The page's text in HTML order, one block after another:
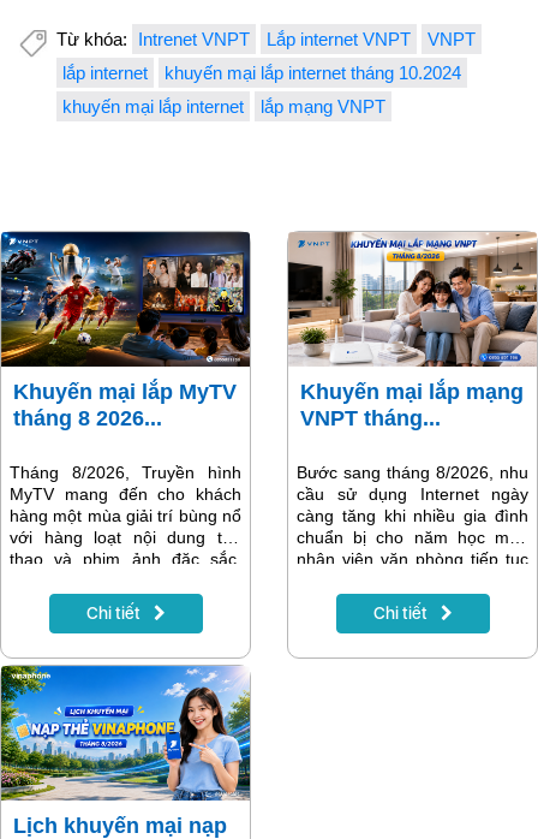
Từ khóa: Intrenet VNPT Lắp internet VNPT
VNPT
lắp internet
khuyến mại lắp internet tháng 10.2024
khuyến mại lắp internet
lắp mạng VNPT
Khuyến mại lắp MyTV
tháng 8 2026...
Tháng 8/2026, Truyền hình
MyTV mang đến cho khách
hàng một mùa giải trí bùng nổ
với hàng loạt nội dung thể
thao và phim ảnh đặc sắc.
vô địch bóng đá Đông Nam Á
ASEAN Hyundai Cup 2026
được người hâm mộ bóng đá
Việt Nam mong chờ nhất
trong năm. Bên cạnh đó là
nhiều giải đấu quốc tế hấp
dẫn, gameshow đình đám và
các bộ phim phát song song
với nước ngoài, giúp MyTV
tiếp tục khẳng định vị thế là
Chi tiết
Khuyến mại lắp mạng
VNPT tháng...
Bước sang tháng 8/2026, nhu
cầu sử dụng Internet ngày
càng tăng khi nhiều gia đình
chuẩn bị cho năm học mới,
nhân viên văn phòng tiếp tục
thiết bị thông minh trong gia
đình trở nên phổ biến hơn.
Chi tiết
Lịch khuyến mại nạp